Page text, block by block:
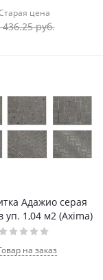
цена
436.25руб.
Адажио серая
уп. 1,04 м2 (Axima)
на заказ